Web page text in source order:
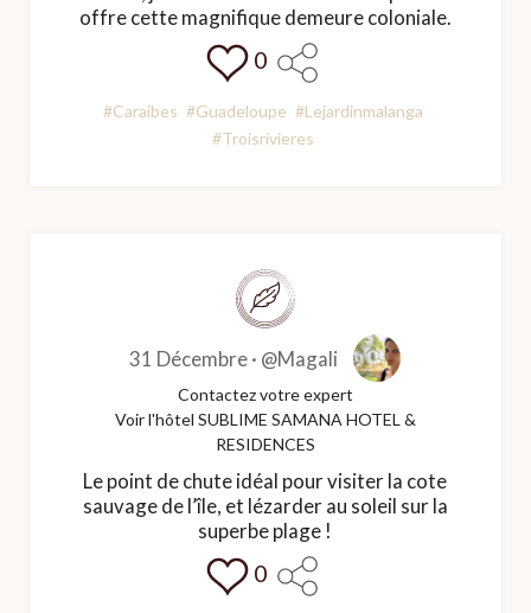
offre cette magnifique demeure coloniale.
0
#Caraibes #Guadeloupe #Lejardinmalanga
#Troisrivieres
31 Décembre · @Magali
Contactez votre expert
Voir l'hôtel SUBLIME SAMANA HOTEL &
RESIDENCES
Le point de chute idéal pour visiter la cote
sauvage de l’île, et lézarder au soleil sur la
superbe plage !
0